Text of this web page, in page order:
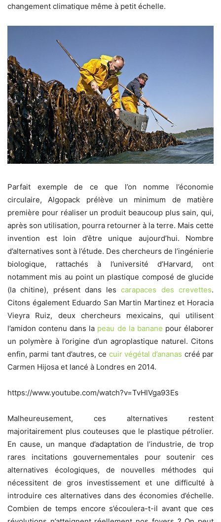
changement climatique même à petit échelle.
Parfait exemple de ce que l’on nomme l’économie
circulaire, Algopack prélève un minimum de matière
première pour réaliser un produit beaucoup plus sain, qui,
après son utilisation, pourra retourner à la terre. Mais cette
invention est loin d’être unique aujourd’hui. Nombre
d’alternatives sont à l’étude. Des chercheurs de l’ingénierie
biologique, rattachés à l’université d’Harvard, ont
notamment mis au point un plastique composé de glucide
(la chitine), présent dans lescarapaces des crevettes.
Citons également Eduardo San Martin Martinez et Horacia
Vieyra Ruiz, deux chercheurs mexicains, qui utilisent
l’amidon contenu dans la peau de la banane pour élaborer
un polymère à l’origine d’un agroplastique naturel. Citons
enfin, parmi tant d’autres, ce cuir végétal d’ananas créé par
Carmen Hijosa et lancé à Londres en 2014.
https://www.youtube.com/watch?v=TvHlVga93Es
Malheureusement, ces alternatives restent
majoritairement plus couteuses que le plastique pétrolier.
En cause, un manque d’adaptation de l’industrie, de trop
rares incitations gouvernementales pour soutenir ces
alternatives écologiques, de nouvelles méthodes qui
nécessitent de gros investissement et une difficulté à
introduire ces alternatives dans des économies d’échelle.
Combien de temps encore s’écoulera-t-il avant que ces